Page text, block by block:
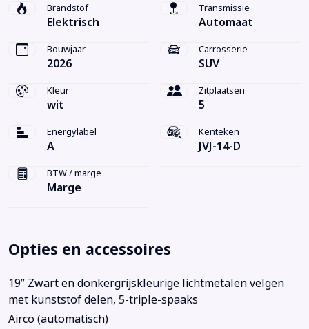
Brandstof
Elektrisch
Transmissie
Automaat
Bouwjaar
2026
Carrosserie
SUV
Kleur
wit
Zitplaatsen
5
Energylabel
A
Kenteken
JVJ-14-D
BTW / marge
Marge
Opties en accessoires
19” Zwart en donkergrijskleurige lichtmetalen velgen
met kunststof delen, 5-triple-spaaks
Airco (automatisch)